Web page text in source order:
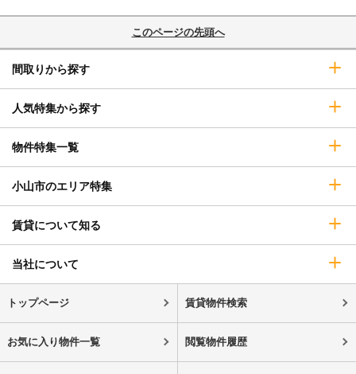
このページの先頭へ
間取りから探す
人気特集から探す
物件特集一覧
小山市のエリア特集
賃貸について知る
当社について
トップページ 賃貸物件検索
お気に入り物件一覧 閲覧物件履歴